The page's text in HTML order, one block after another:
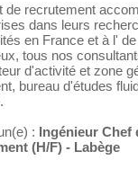
de recrutement
dans leurs
en France et à l'
tous nos
d'activité et zone
bureau d'études
: Ingénieur Chef
(H/F) - Labège